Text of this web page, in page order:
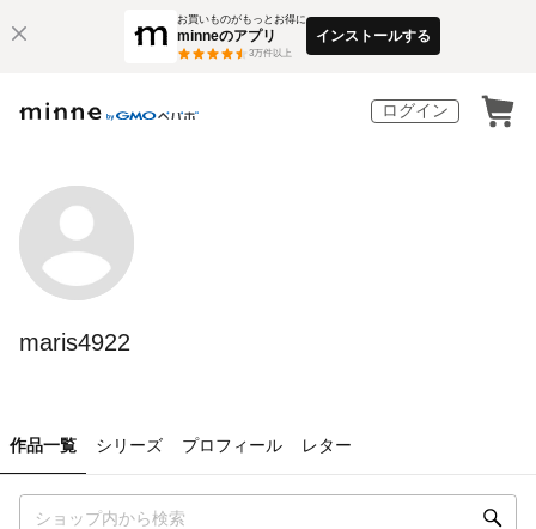
お買いものがもっとお得に
minneのアプリ
3万件以上
インストールする
ログイン
maris4922
作品一覧 シリーズ プロフィール レター